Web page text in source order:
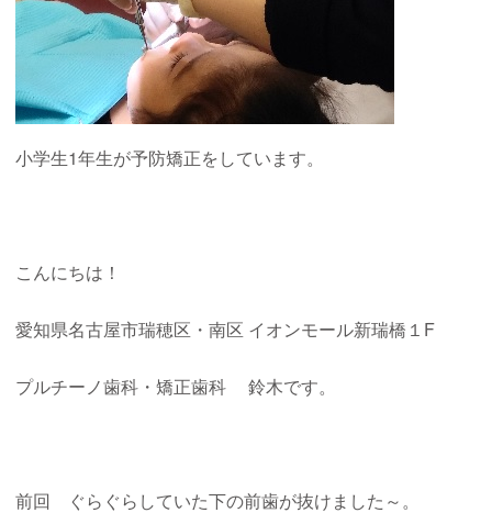
小学生1年生が予防矯正をしています。
こんにちは！
愛知県名古屋市瑞穂区・南区 イオンモール新瑞橋１ F
プルチーノ歯科・矯正歯科 鈴木です。
前回 ぐらぐらしていた下の前歯が抜けました～。